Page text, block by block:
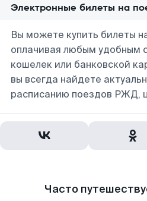
Электронные билеты на
Вы можете купить билеты
оплачивая любым удобным
кошелек или банковской
вы всегда найдете
расписанию поездов РЖД,
Часто